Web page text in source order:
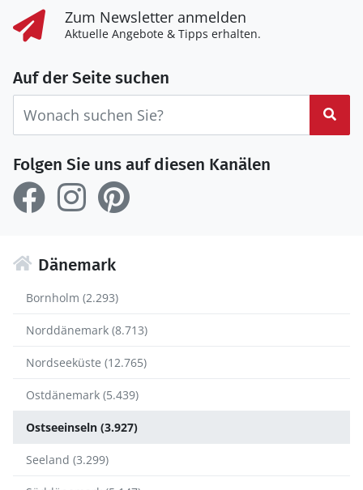
Zum Newsletter anmelden
Aktuelle Angebote & Tipps erhalten.
Auf der Seite suchen
Folgen Sie uns auf diesen Kanälen
Dänemark
Bornholm (2.293)
Norddänemark (8.713)
Nordseeküste (12.765)
Ostdänemark (5.439)
Ostseeinseln (3.927)
Seeland (3.299)